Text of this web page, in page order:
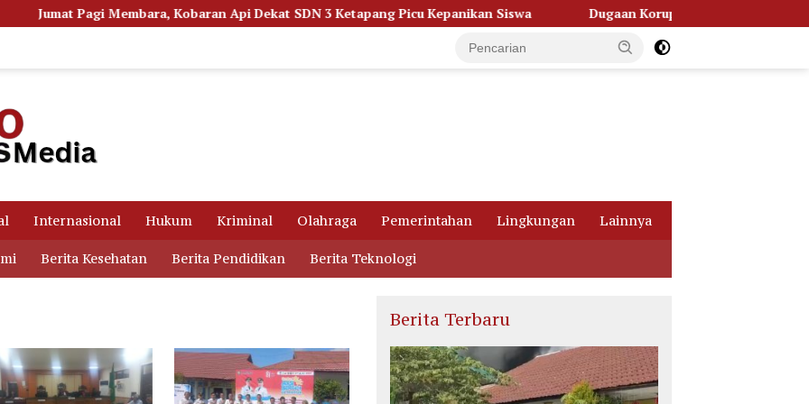
Kobaran Api Dekat SDN 3 Ketapang Picu Kepanikan Siswa Dugaan Korupsi Dana Hibah Pilkada, Kejati Kalteng
Internasional Hukum Kriminal Olahraga Pemerintahan Lingkungan Lainnya
Berita Kesehatan Berita Pendidikan Berita Teknologi
Berita Terbaru